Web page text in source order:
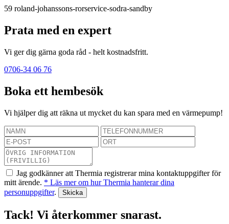
59 roland-johanssons-rorservice-sodra-sandby
Prata med en expert
Vi ger dig gärna goda råd - helt kostnadsfritt.
0706-34 06 76
Boka ett hembesök
Vi hjälper dig att räkna ut mycket du kan spara med en värmepump!
Jag godkänner att Thermia registrerar mina kontaktuppgifter för
mitt ärende. * Läs mer om hur Thermia hanterar dina
personuppgifter.
Tack! Vi återkommer snarast.